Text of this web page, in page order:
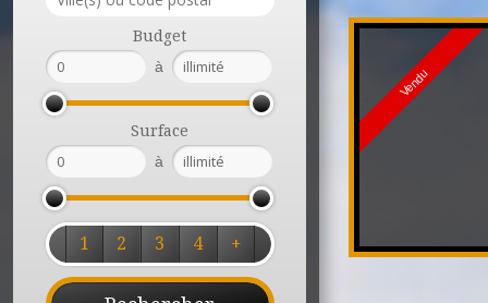
Budget
à
Surface
à
1 2 3 4 +
Vendu